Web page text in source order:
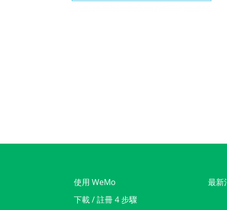
使用 WeMo
下載 / 註冊 4 步驟
最新